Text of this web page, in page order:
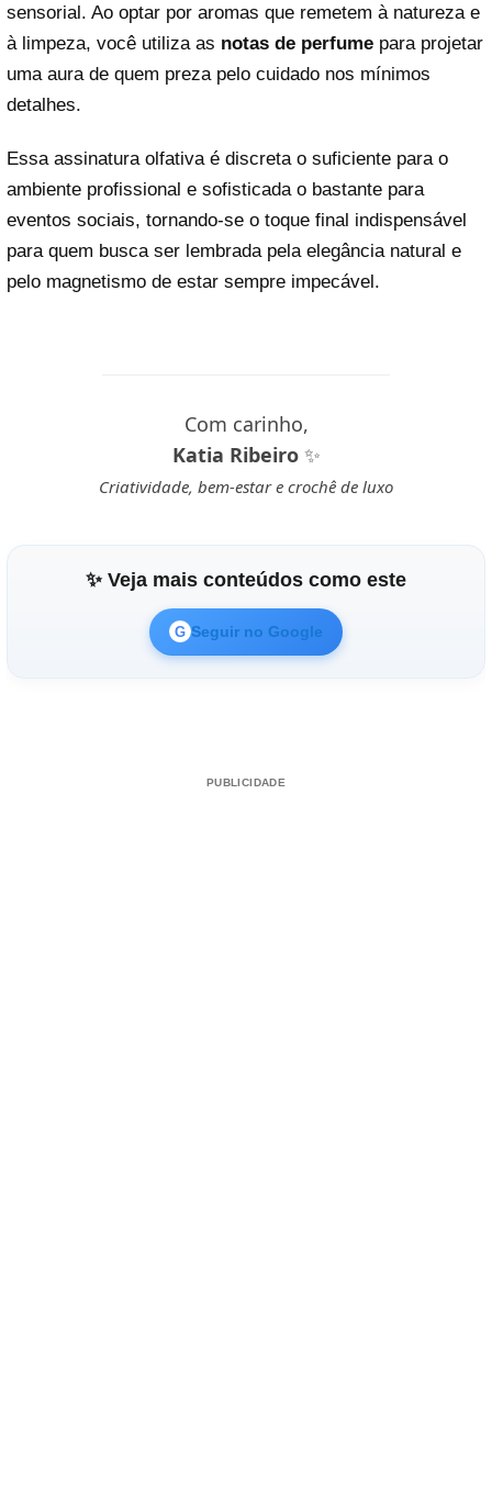
sensorial. Ao optar por aromas que remetem à natureza e
à limpeza, você utiliza as notas de perfume para projetar
uma aura de quem preza pelo cuidado nos mínimos
detalhes.
Essa assinatura olfativa é discreta o suficiente para o
ambiente profissional e sofisticada o bastante para
eventos sociais, tornando-se o toque final indispensável
para quem busca ser lembrada pela elegância natural e
pelo magnetismo de estar sempre impecável.
Com carinho,
Katia Ribeiro✨
Criatividade, bem-estar e crochê de luxo
✨ Veja mais conteúdos como este
G Seguir no Google
PUBLICIDADE